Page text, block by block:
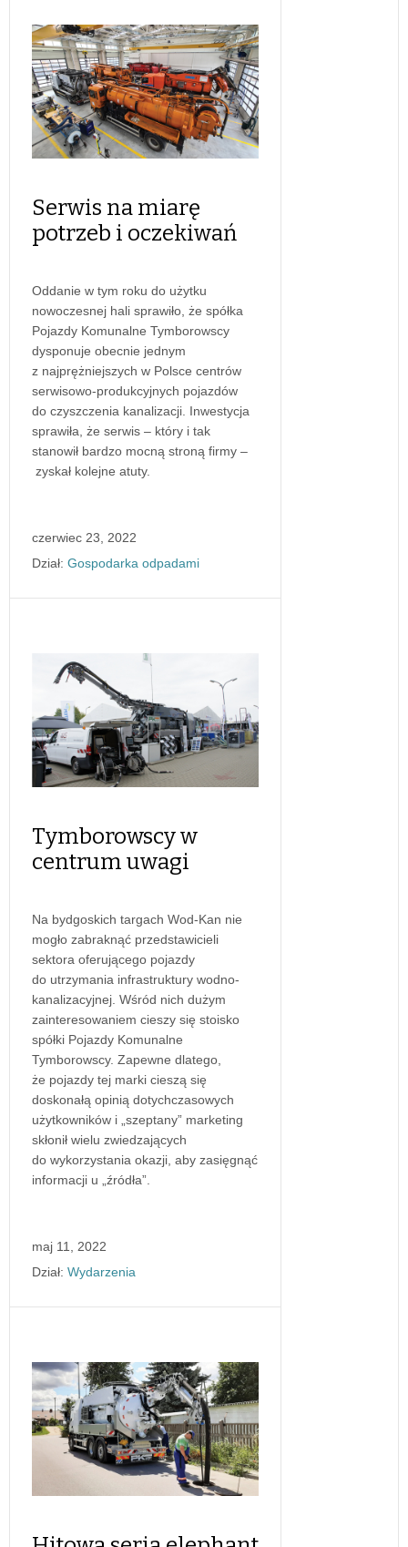
Serwis na miarę
potrzeb i oczekiwań
Oddanie w tym roku do użytku
nowoczesnej hali sprawiło, że spółka
Pojazdy Komunalne Tymborowscy
dysponuje obecnie jednym
z najprężniejszych w Polsce centrów
serwisowo-produkcyjnych pojazdów
do czyszczenia kanalizacji. Inwestycja
sprawiła, że serwis – który i tak
stanowił bardzo mocną stroną firmy –
zyskał kolejne atuty.
czerwiec 23, 2022
Dział: Gospodarka odpadami
Tymborowscy w
centrum uwagi
Na bydgoskich targach Wod-Kan nie
mogło zabraknąć przedstawicieli
sektora oferującego pojazdy
do utrzymania infrastruktury wodno-
kanalizacyjnej. Wśród nich dużym
zainteresowaniem cieszy się stoisko
spółki Pojazdy Komunalne
Tymborowscy. Zapewne dlatego,
że pojazdy tej marki cieszą się
doskonałą opinią dotychczasowych
użytkowników i „szeptany” marketing
skłonił wielu zwiedzających
do wykorzystania okazji, aby zasięgnąć
informacji u „źródła”.
maj 11, 2022
Dział: Wydarzenia